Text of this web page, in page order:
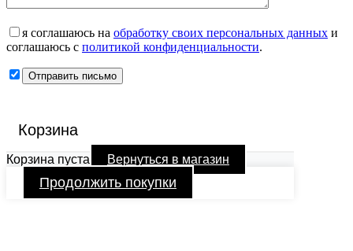
я соглашаюсь на обработку своих персональных данных и
соглашаюсь с политикой конфиденциальности.
Корзина
Корзина пуста Вернуться в магазин
Продолжить покупки